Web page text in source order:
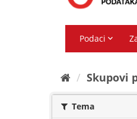
Skupovi
Tema